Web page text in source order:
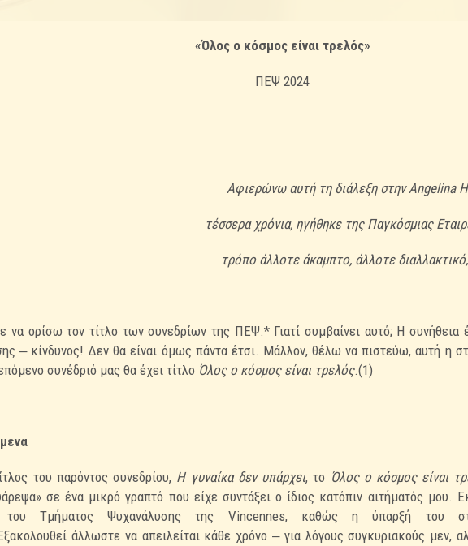
«Όλος ο κόσμος είναι τρελός»
ΠΕΨ 2024
Αφιερώνω αυτή τη διάλεξη στην Angelina
τέσσερα χρόνια, ηγήθηκε της Παγκόσμιας
τρόπο άλλοτε άκαμπτο, άλλοτε
να ορίσω τον τίτλο των συνεδρίων της ΠΕΨ.* Γιατί συμβαίνει αυτό; Η συνήθεια
‒ κίνδυνος! Δεν θα είναι όμως πάντα έτσι. Μάλλον, θέλω να πιστεύω, αυτή η
συνέδριό μας θα έχει τίτλο Όλος ο κόσμος είναι τρελός.(1)
του παρόντος συνεδρίου, Η γυναίκα δεν υπάρχει, το Όλος ο κόσμος είναι
σε ένα μικρό γραπτό που είχε συντάξει ο ίδιος κατόπιν αιτήματός μου.
του ΤμήματοςΨυχανάλυσης της Vincennes, καθώς η ύπαρξή του
άλλωστε να απειλείται κάθε χρόνο ‒ για λόγους συγκυριακούς μεν,